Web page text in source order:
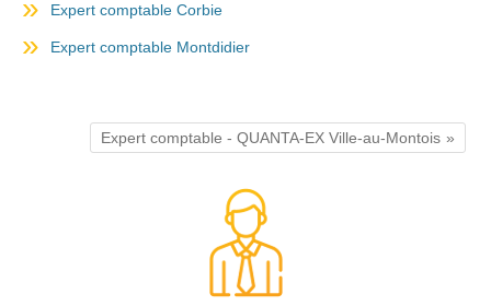
Expert comptable Corbie
Expert comptable Montdidier
Expert comptable - QUANTA-EX Ville-au-Montois